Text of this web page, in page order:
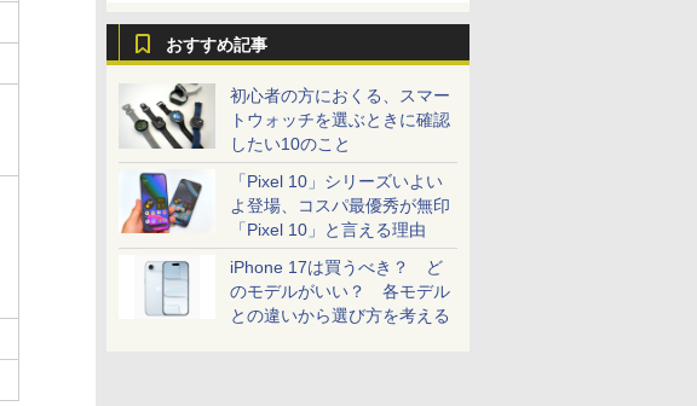
おすすめ記事
初心者の方におくる、スマー
トウォッチを選ぶときに確認
したい10のこと
「Pixel 10」シリーズいよい
よ登場、コスパ最優秀が無印
「Pixel 10」と言える理由
iPhone 17は買うべき？ ど
のモデルがいい？ 各モデル
との違いから選び方を考える